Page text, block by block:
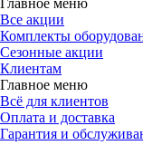
Главное меню
Все акции
Комплекты
Сезонные акции
Клиентам
Главное меню
Всё для клиентов
Оплата и доставка
Гарантия и